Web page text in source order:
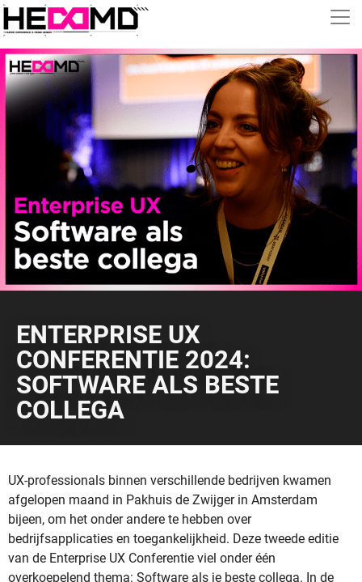
ENTERPRISE UX
CONFERENTIE 2024:
SOFTWARE ALS BESTE
COLLEGA
UX-professionals binnen verschillende bedrijven kwamen
afgelopen maand in Pakhuis de Zwijger in Amsterdam
bijeen, om het onder andere te hebben over
bedrijfsapplicaties en toegankelijkheid. Deze tweede editie
van de Enterprise UX Conferentie viel onder één
overkoepelend thema: Software als je beste collega. In de